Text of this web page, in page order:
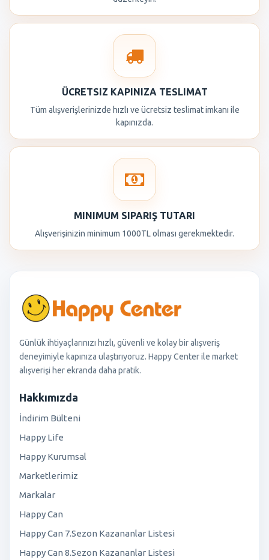
ÜCRETSIZ KAPINIZA TESLIMAT
Tüm alışverişlerinizde hızlı ve ücretsiz teslimat imkanı ile
kapınızda.
MINIMUM SIPARIŞ TUTARI
Alışverişinizin minimum 1000TL olması gerekmektedir.
Günlük ihtiyaçlarınızı hızlı, güvenli ve kolay bir alışveriş
deneyimiyle kapınıza ulaştırıyoruz. Happy Center ile market
alışverişi her ekranda daha pratik.
Hakkımızda
İndirim Bülteni
Happy Life
Happy Kurumsal
Marketlerimiz
Markalar
Happy Can
Happy Can 7.Sezon Kazananlar Listesi
Happy Can 8.Sezon Kazananlar Listesi